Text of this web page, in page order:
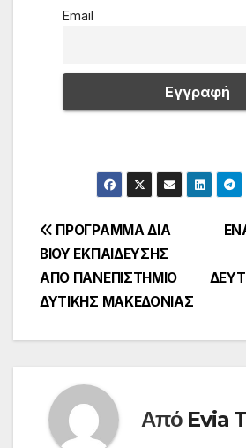
Email
Πλοήγηση
άρθρων
ΠΡΟΓΡΑΜΜΑ ΔΙΑ
ΒΙΟΥ ΕΚΠΑΙΔΕΥΣΗΣ
ΑΠΟ ΠΑΝΕΠΙΣΤΗΜΙΟ
ΔΥΤΙΚΗΣ ΜΑΚΕΔΟΝΙΑΣ
Από Evia